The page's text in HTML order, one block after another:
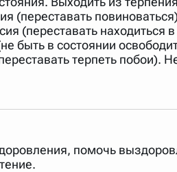
(переставать
(переставать находиться в
быть в состоянии
терпеть побои).
помочь